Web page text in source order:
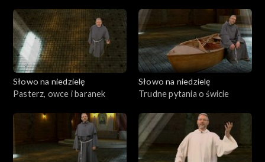
Słowo na niedzielę
Pasterz, owce i baranek
Słowo na niedzielę
Trudne pytania o świcie